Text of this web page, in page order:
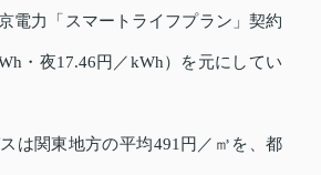
電力「スマートライフプラン」契約
・夜17.46円／kWh）を元にしてい
は関東地方の平均491円／㎥を、都